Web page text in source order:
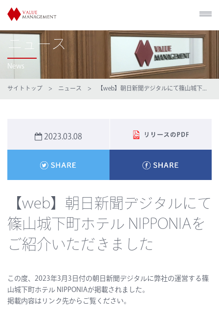
ニュース
News
サイトトップ > ニュース > 【web】朝日新聞デジタルにて篠⼭城下...
2023.03.08
【web】朝日新聞デジタルにて
篠⼭城下町ホテル NIPPONIAを
ご紹介いただきました
この度、2023年3月3日付の朝日新聞デジタルに弊社の運営する篠
⼭城下町ホテル NIPPONIAが掲載されました。
掲載内容はリンク先からご覧ください。